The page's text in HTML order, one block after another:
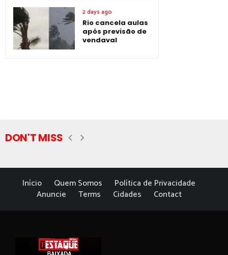
2 days ago
Rio cancela aulas
após previsão de
vendaval
DON'T MISS
Início Quem Somos
Política de Privacidade
Anuncie
Terms Cidades Contact